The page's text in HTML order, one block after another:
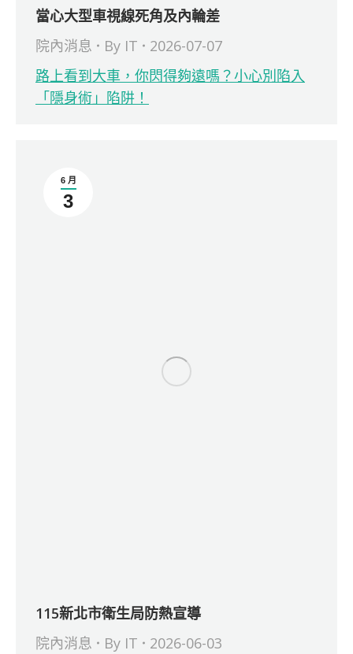
當心大型車視線死角及內輪差
院內消息
By IT
2026-07-07
路上看到大車，你閃得夠遠嗎？小心別陷入
「隱身術」陷阱！
6 月
3
115新北市衛生局防熱宣導
院內消息
By IT 2026-06-03